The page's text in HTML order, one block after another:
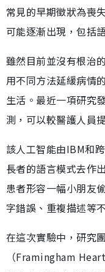
常見的早期徵狀為喪
可能逐漸出現，包括
雖然目前並沒有根治
用不同方法延緩病情
生活。最近一項研究
測，可以較醫護人員
該人工智能由IBM和
長者的語言模式去作
患者形容一幅小朋友
字錯誤、重複描述等
在這次實驗中，研究
（Framingham